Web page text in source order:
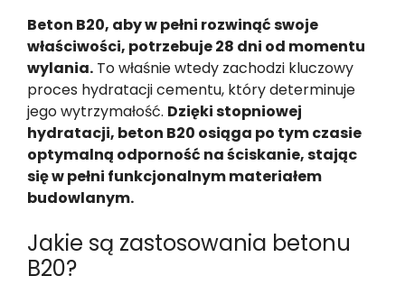
Beton B20, aby w pełni rozwinąć swoje
właściwości, potrzebuje 28 dni od momentu
wylania. To właśnie wtedy zachodzi kluczowy
proces hydratacji cementu, który determinuje
jego wytrzymałość. Dzięki stopniowej
hydratacji, beton B20 osiąga po tym czasie
optymalną odporność na ściskanie, stając
się w pełni funkcjonalnym materiałem
budowlanym.
Jakie są zastosowania betonu
B20?